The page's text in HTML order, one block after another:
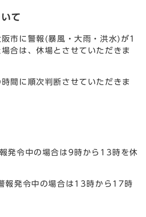
て
市に警報(暴風・大雨・洪水)が1
合は、休場とさせていただきま
間に順次判断させていただきま
発令中の場合は9時から13時を休
報発令中の場合は13時から17時